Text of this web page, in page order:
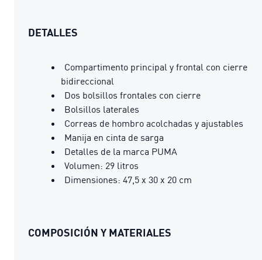
DETALLES
Compartimento principal y frontal con cierre
bidireccional
Dos bolsillos frontales con cierre
Bolsillos laterales
Correas de hombro acolchadas y ajustables
Manija en cinta de sarga
Detalles de la marca PUMA
Volumen: 29 litros
Dimensiones: 47,5 x 30 x 20 cm
COMPOSICIÓN Y MATERIALES